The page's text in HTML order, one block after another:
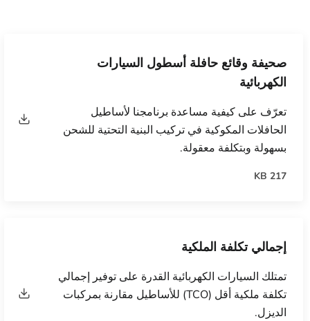
صحيفة وقائع حافلة أسطول السيارات
الكهربائية
تعرّف على كيفية مساعدة برنامجنا لأساطيل
الحافلات المكوكية في تركيب البنية التحتية للشحن
بسهولة وبتكلفة معقولة.
217 KB
إجمالي تكلفة الملكية
تمتلك السيارات الكهربائية القدرة على توفير إجمالي
تكلفة ملكية أقل (TCO) للأساطيل مقارنة بمركبات
الديزل.